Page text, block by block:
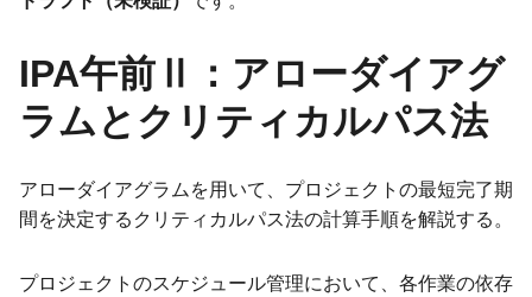
IPA午前Ⅱ：アローダイアグ
ラムとクリティカルパス法
アローダイアグラムを用いて、プロジェクトの最短完了期
間を決定するクリティカルパス法の計算手順を解説する。
プロジェクトのスケジュール管理において、各作業の依存